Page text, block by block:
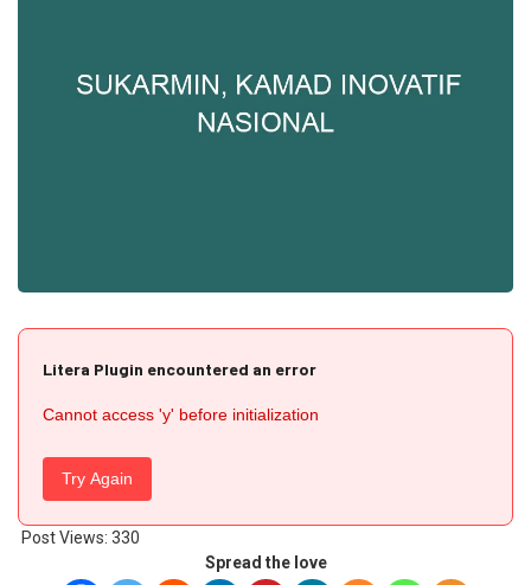
Litera Plugin encountered an error
Cannot access 'y' before initialization
Try Again
Post Views: 330
Spread the love